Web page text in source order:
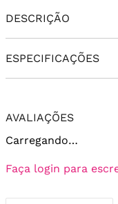
DESCRIÇÃO
ESPECIFICAÇÕES
AVALIAÇÕES
Carregando…
Faça login para